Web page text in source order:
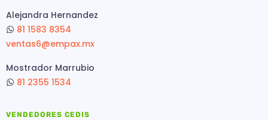
Alejandra Hernandez
81 1583 8354
ventas6@empax.mx
Mostrador Marrubio
81 2355 1534
VENDEDORES CEDIS